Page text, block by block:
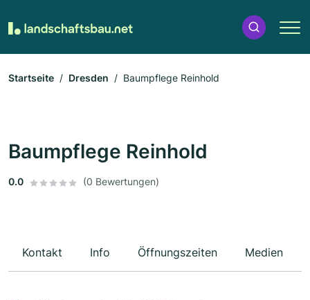
Startseite Dresden Baumpflege Reinhold
Baumpflege Reinhold
0.0 (0 Bewertungen)
Kontakt Info Öffnungszeiten Medien